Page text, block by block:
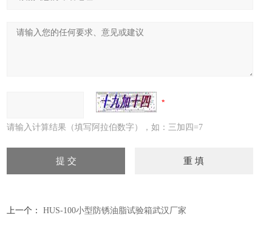
请输入计算结果（填写阿拉伯数字），如：三加四=7
上一个： HUS-100小型防锈油脂试验箱武汉厂家